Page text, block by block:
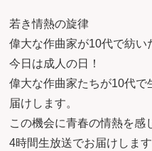
若き情熱の旋律
偉大な作曲家が10代で紡い
今日は成人の日！
偉大な作曲家たちが10代で
届けします。
この機会に青春の情熱を感
4時間生放送でお届けします